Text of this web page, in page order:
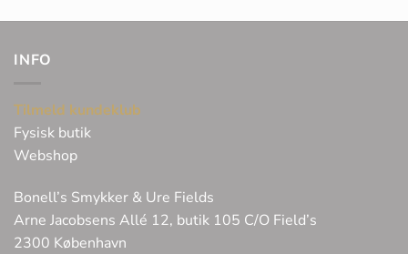
INFO
Tilmeld kundeklub
Fysisk butik
Webshop
Bonell’s Smykker & Ure Fields
Arne Jacobsens Allé 12, butik 105 C/O Field’s
2300 København